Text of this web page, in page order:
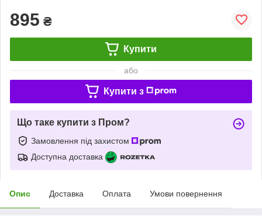
895 ₴
Купити
або
Купити з
Що таке купити з Пром?
Замовлення під захистом
Доступна доставка
Опис Доставка Оплата Умови повернення